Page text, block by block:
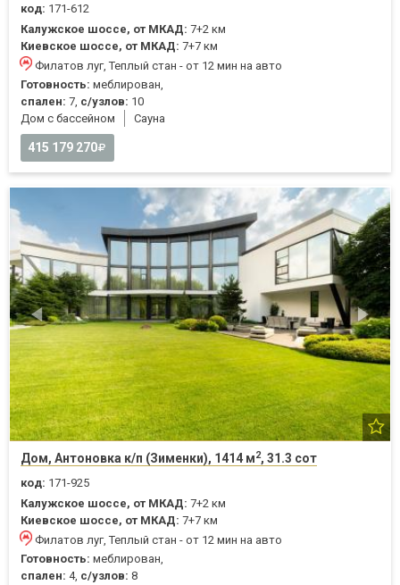
код: 171-612
Калужское шоссе, от МКАД: 7+2 км
Киевское шоссе, от МКАД: 7+7 км
Филатов луг, Теплый стан - от 12 мин на авто
Готовность: меблирован,
спален: 7, с/узлов: 10
Дом с бассейном
Cауна
415 179 270
Дом, Антоновка к/п (Зименки), 1414 м2, 31.3 сот
код: 171-925
Калужское шоссе, от МКАД: 7+2 км
Киевское шоссе, от МКАД: 7+7 км
Филатов луг, Теплый стан - от 12 мин на авто
Готовность: меблирован,
спален: 4, с/узлов: 8